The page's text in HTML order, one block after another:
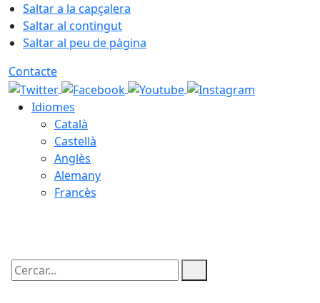
Saltar a la capçalera
Saltar al contingut
Saltar al peu de pàgina
Contacte
Idiomes
Català
Castellà
Anglès
Alemany
Francès
Cercar: